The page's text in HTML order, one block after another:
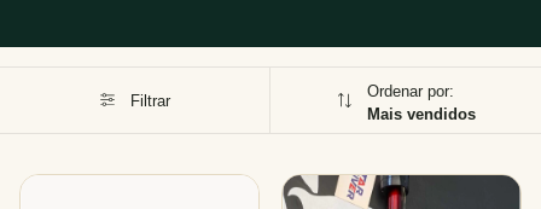
Filtrar
Ordenar por:
Mais vendidos